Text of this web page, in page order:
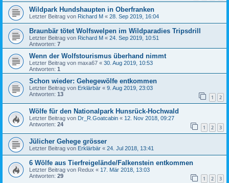
Wildpark Hundshaupten in Oberfranken
Letzter Beitrag von Richard M « 28. Sep 2019, 16:04
Braunbär tötet Wolfswelpen im Wildparadies Tripsdrill
Letzter Beitrag von Richard M « 24. Sep 2019, 10:51
Antworten: 7
Wenn der Wolfstourismus überhand nimmt
Letzter Beitrag von maxa67 « 30. Aug 2019, 10:53
Antworten: 1
Schon wieder: Gehegewölfe entkommen
Letzter Beitrag von Erklärbär « 9. Aug 2019, 23:03
Antworten: 13 1 2
Wölfe für den Nationalpark Hunsrück-Hochwald
Letzter Beitrag von Dr_R.Goatcabin « 12. Nov 2018, 09:27
Antworten: 24 1 2 3
Jülicher Gehege grösser
Letzter Beitrag von Erklärbär « 24. Jul 2018, 13:41
6 Wölfe aus Tierfreigelände/Falkenstein entkommen
Letzter Beitrag von Redux « 17. Mär 2018, 13:03
Antworten: 29 1 2 3